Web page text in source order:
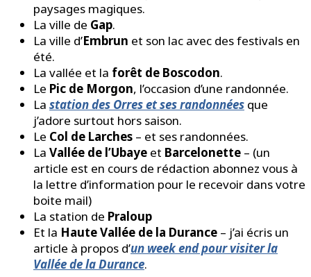
paysages magiques.
La ville de Gap.
La ville d’Embrun et son lac avec des festivals en
été.
La vallée et la forêt de Boscodon.
Le Pic de Morgon, l’occasion d’une randonnée.
La station des Orres et ses randonnées que
j’adore surtout hors saison.
Le Col de Larches – et ses randonnées.
La Vallée de l’Ubaye et Barcelonette – (un
article est en cours de rédaction abonnez vous à
la lettre d’information pour le recevoir dans votre
boite mail)
La station de Praloup
Et la Haute Vallée de la Durance – j’ai écris un
article à propos d’un week end pour visiter la
Vallée de la Durance.